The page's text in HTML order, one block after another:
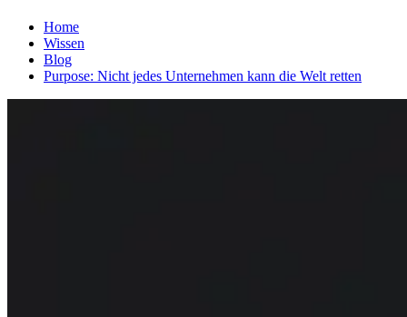
Home
Wissen
Blog
Purpose: Nicht jedes Unternehmen kann die Welt retten